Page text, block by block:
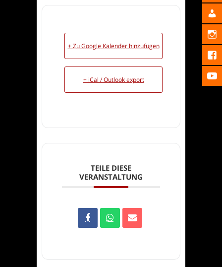
+ Zu Google Kalender hinzufügen
+ iCal / Outlook export
TEILE DIESE
VERANSTALTUNG